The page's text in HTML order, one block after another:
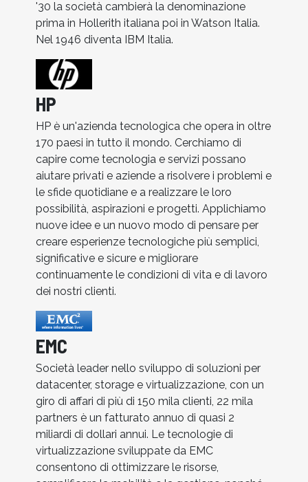
'30 la società cambierà la denominazione
prima in Hollerith italiana poi in Watson Italia.
Nel 1946 diventa IBM Italia.
HP
HP è un'azienda tecnologica che opera in oltre
170 paesi in tutto il mondo. Cerchiamo di
capire come tecnologia e servizi possano
aiutare privati e aziende a risolvere i problemi e
le sfide quotidiane e a realizzare le loro
possibilità, aspirazioni e progetti. Applichiamo
nuove idee e un nuovo modo di pensare per
creare esperienze tecnologiche più semplici,
significative e sicure e migliorare
continuamente le condizioni di vita e di lavoro
dei nostri clienti.
EMC
Società leader nello sviluppo di soluzioni per
datacenter, storage e virtualizzazione, con un
giro di affari di più di 150 mila clienti, 22 mila
partners è un fatturato annuo di quasi 2
miliardi di dollari annui. Le tecnologie di
virtualizzazione sviluppate da EMC
consentono di ottimizzare le risorse,